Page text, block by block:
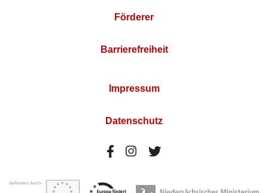
Förderer
Barrierefreiheit
Impressum
Datenschutz